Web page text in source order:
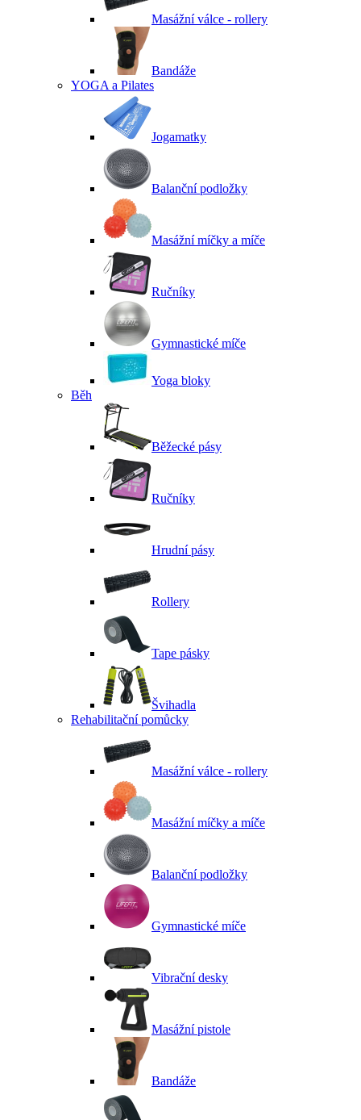
Masážní válce - rollery
Bandáže
YOGA a Pilates
Jogamatky
Balanční podložky
Masážní míčky a míče
Ručníky
Gymnastické míče
Yoga bloky
Běh
Běžecké pásy
Ručníky
Hrudní pásy
Rollery
Tape pásky
Švihadla
Rehabilitační pomůcky
Masážní válce - rollery
Masážní míčky a míče
Balanční podložky
Gymnastické míče
Vibrační desky
Masážní pistole
Bandáže